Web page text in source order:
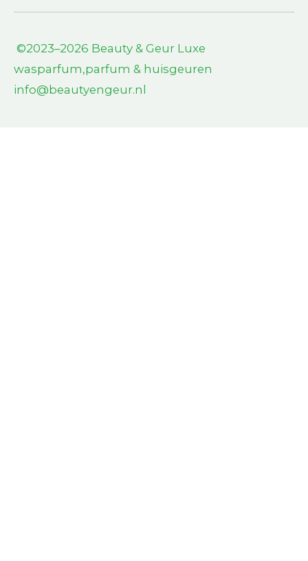
©2023–2026 Beauty & Geur Luxe
wasparfum,parfum & huisgeuren
info@beautyengeur.nl